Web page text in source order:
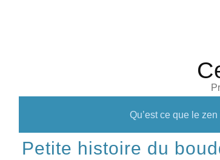
Qu’est ce que le zen
Petite histoire du